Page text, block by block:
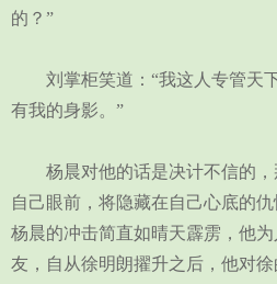
的？”
刘掌柜笑道：“我这人专管天
有我的身影。”
杨晨对他的话是决计不信的，
自己眼前，将隐藏在自己心底的
杨晨的冲击简直如晴天霹雳，他
友，自从徐明朗擢升之后，他对